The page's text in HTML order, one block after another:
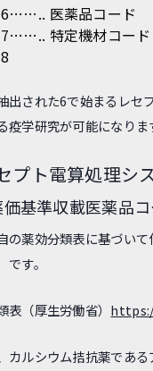
6…….. 医薬品コード
7…….. 特定機材コード
8
出された6で始まるレセ
疫学研究が可能になりま
プト電算処理シ
価基準収載医薬品
の薬効分類表に基づい
です。
表（厚生労働省）
カルシウム拮抗薬であ